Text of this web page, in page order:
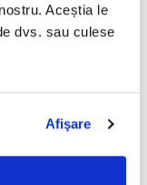
Aceștia le
dvs. sau culese
Afişare
digitală.